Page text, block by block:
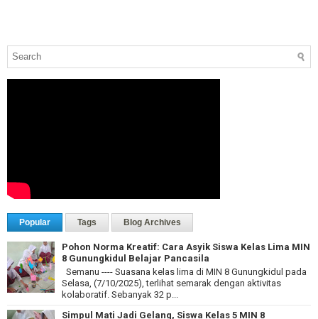
Popular Tags Blog Archives
Pohon Norma Kreatif: Cara Asyik Siswa Kelas Lima MIN
8 Gunungkidul Belajar Pancasila
Semanu ---- Suasana kelas lima di MIN 8 Gunungkidul pada
Selasa, (7/10/2025), terlihat semarak dengan aktivitas
kolaboratif. Sebanyak 32 p...
Simpul Mati Jadi Gelang, Siswa Kelas 5 MIN 8